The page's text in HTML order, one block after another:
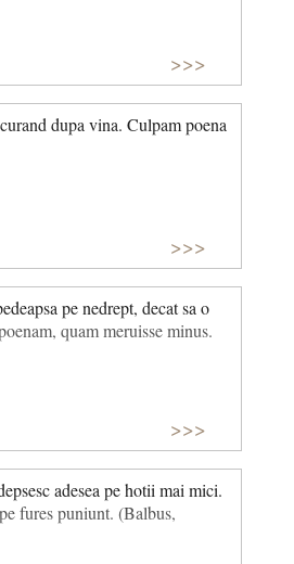
>>>
dupa vina. Culpam poena
>>>
pe nedrept, decat sa o
quam meruisse minus.
>>>
adesea pe hotii mai mici.
fures puniunt. (Balbus,